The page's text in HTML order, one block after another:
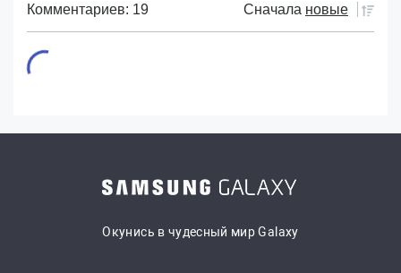
Комментариев: 19 Сначала новые
Окунись в чудесный мир Galaxy